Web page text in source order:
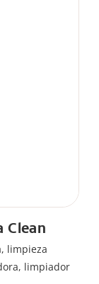
Clean
limpieza
limpiador